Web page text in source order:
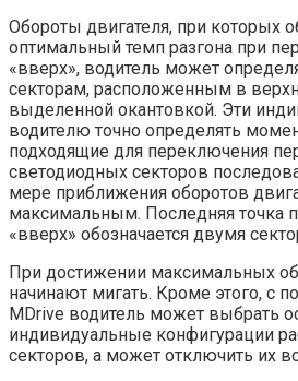
Обороты двигателя, при которых
оптимальный темп разгона при
«вверх», водитель может
секторам, расположенным в
выделенной окантовкой. Эти
водителю точно определять
подходящие для переключения
светодиодных секторов
мере приближения оборотов
максимальным. Последняя точка
«вверх» обозначается двумя
При достижении максимальных
начинают мигать. Кроме этого, с
MDrive водитель может выбрать
индивидуальные конфигурации
секторов, а может отключить их